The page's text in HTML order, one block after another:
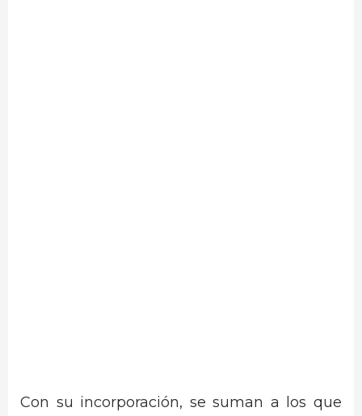
Con su incorporación, se suman a los que